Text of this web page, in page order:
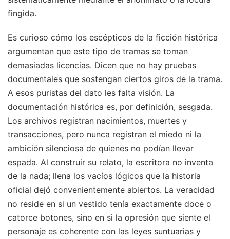
fingida.
Es curioso cómo los escépticos de la ficción histórica
argumentan que este tipo de tramas se toman
demasiadas licencias. Dicen que no hay pruebas
documentales que sostengan ciertos giros de la trama.
A esos puristas del dato les falta visión. La
documentación histórica es, por definición, sesgada.
Los archivos registran nacimientos, muertes y
transacciones, pero nunca registran el miedo ni la
ambición silenciosa de quienes no podían llevar
espada. Al construir su relato, la escritora no inventa
de la nada; llena los vacíos lógicos que la historia
oficial dejó convenientemente abiertos. La veracidad
no reside en si un vestido tenía exactamente doce o
catorce botones, sino en si la opresión que siente el
personaje es coherente con las leyes suntuarias y